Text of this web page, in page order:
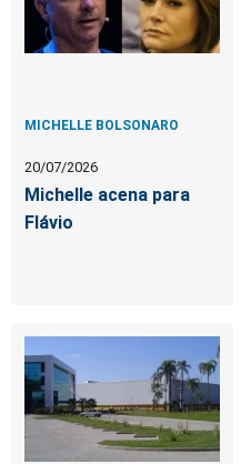
MICHELLE BOLSONARO
20/07/2026
Michelle acena para
Flávio